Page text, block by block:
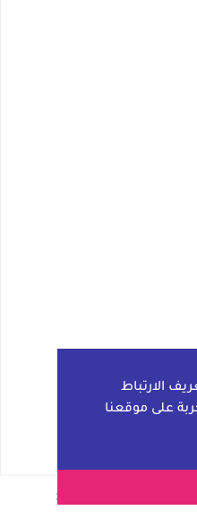
الارتباط
على موقعنا